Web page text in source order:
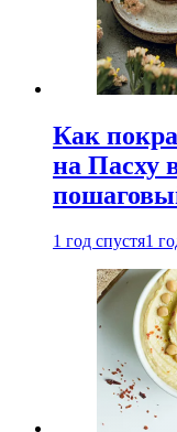
Как
на Пасху
1 год спустя1